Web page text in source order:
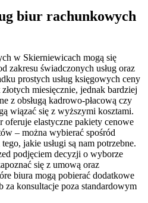
biur rachunkowych
w Skierniewicach mogą się
zakresu świadczonych usług oraz
prostych usług księgowych ceny
miesięcznie, jednak bardziej
z obsługą kadrowo-płacową czy
wiązać się z wyższymi kosztami.
oferuje elastyczne pakiety cenowe
– można wybierać spośród
jakie usługi są nam potrzebne.
podjęciem decyzji o wyborze
się z umową oraz
biura mogą pobierać dodatkowe
za konsultacje poza standardowym